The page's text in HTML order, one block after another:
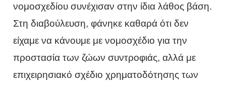
νομοσχεδίου συνέχισαν στην ίδια λάθος βάση.
Στη διαβούλευση, φάνηκε καθαρά ότι δεν
είχαμε να κάνουμε με νομοσχέδιο για την
προστασία των ζώων συντροφιάς, αλλά με
επιχειρησιακό σχέδιο χρηματοδότησης των